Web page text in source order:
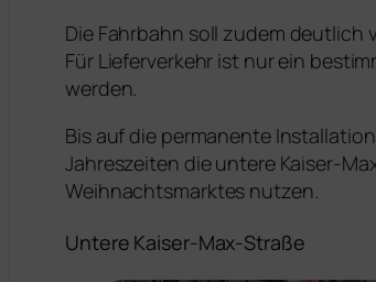
Die Fahrbahn soll zudem
Für Lieferverkehr ist nur ein
werden.
Bis auf die permanente
Jahreszeiten die untere Kaiser-
Weihnachtsmarktes nutzen.
Untere Kaiser-Max-Straße